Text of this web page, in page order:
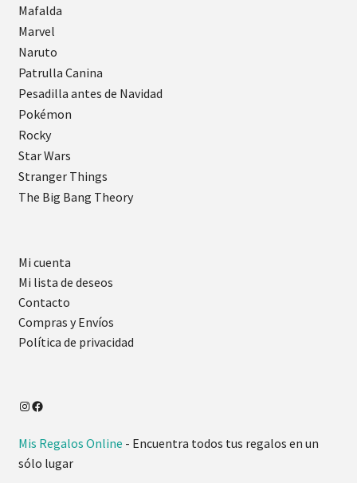
Mafalda
Marvel
Naruto
Patrulla Canina
Pesadilla antes de Navidad
Pokémon
Rocky
Star Wars
Stranger Things
The Big Bang Theory
Mi cuenta
Mi lista de deseos
Contacto
Compras y Envíos
Política de privacidad
Instagram
Facebook
Mis Regalos Online - Encuentra todos tus regalos en un
sólo lugar